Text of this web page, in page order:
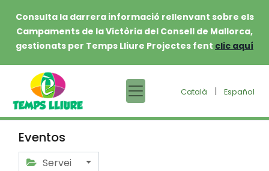
Consulta la darrera informació rellenvant sobre els
Campaments de la Victòria del Consell de Mallorca,
gestionats per Temps Lliure Projectes fent clic aquí
Català | Español
Eventos
Servei